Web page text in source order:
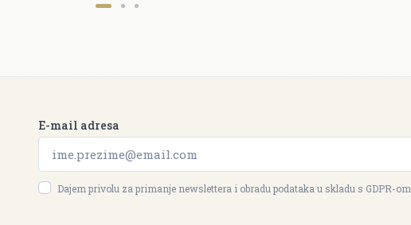
E-mail adresa
Dajem privolu za primanje newslettera i obradu podataka u skladu s GDPR-om.